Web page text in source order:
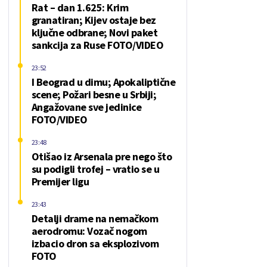
Rat – dan 1.625: Krim
granatiran; Kijev ostaje bez
ključne odbrane; Novi paket
sankcija za Ruse FOTO/VIDEO
I Beograd u dimu; Apokaliptične
scene; Požari besne u Srbiji;
Angažovane sve jedinice
FOTO/VIDEO
23:52
Otišao iz Arsenala pre nego što
su podigli trofej – vratio se u
Premijer ligu
23:48
Detalji drame na nemačkom
aerodromu: Vozač nogom
izbacio dron sa eksplozivom
FOTO
23:43